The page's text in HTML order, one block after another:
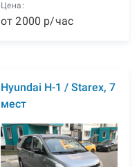
Цена:
от2000 р/час
Hyundai H-1 / Starex, 7
мест